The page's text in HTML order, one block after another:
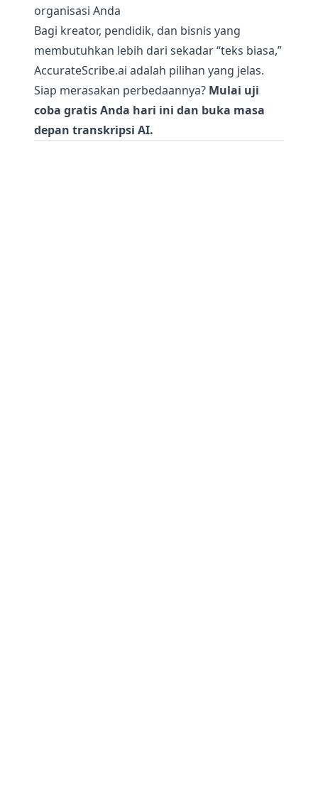
organisasi Anda
Bagi kreator, pendidik, dan bisnis yang
membutuhkan lebih dari sekadar “teks biasa,”
AccurateScribe.ai adalah pilihan yang jelas.
Siap merasakan perbedaannya? Mulai uji
coba gratis Anda hari ini dan buka masa
depan transkripsi AI.